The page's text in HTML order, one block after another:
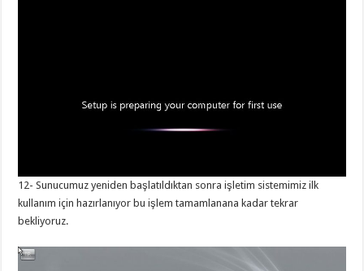
12- Sunucumuz yeniden başlatıldıktan sonra işletim sistemimiz ilk
kullanım için hazırlanıyor bu işlem tamamlanana kadar tekrar
bekliyoruz.